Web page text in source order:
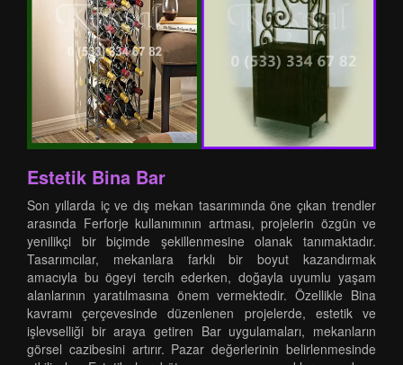
Estetik Bina Bar
Son yıllarda iç ve dış mekan tasarımında öne çıkan trendler
arasında Ferforje kullanımının artması, projelerin özgün ve
yenilikçi bir biçimde şekillenmesine olanak tanımaktadır.
Tasarımcılar, mekanlara farklı bir boyut kazandırmak
amacıyla bu ögeyi tercih ederken, doğayla uyumlu yaşam
alanlarının yaratılmasına önem vermektedir. Özellikle Bina
kavramı çerçevesinde düzenlenen projelerde, estetik ve
işlevselliği bir araya getiren Bar uygulamaları, mekanların
görsel cazibesini artırır. Pazar değerlerinin belirlenmesinde